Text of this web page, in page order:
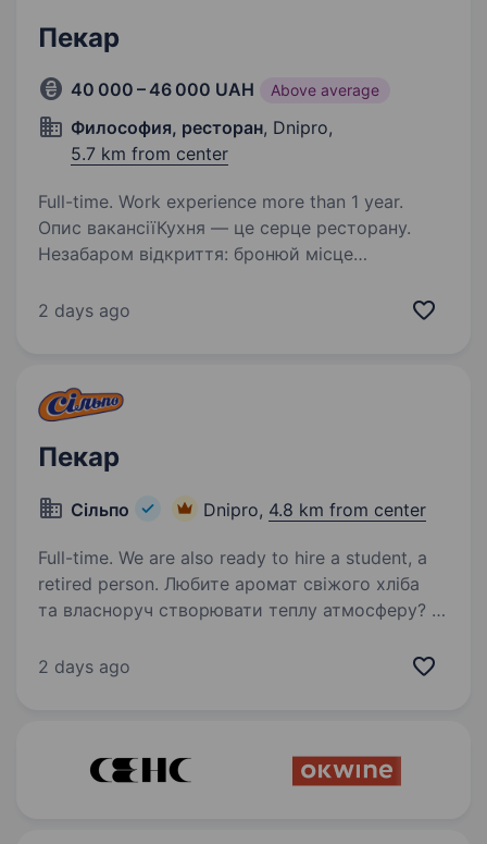
Пекар
40 000 – 46 000 UAH Above average
Философия, ресторан, Dnipro,
5.7 km from center
Full-time. Work experience more than 1 year.
Опис вакансіїКухня — це серце ресторану.
Незабаром відкриття: бронюй місце
«Філософія» ми готуємо не просто страви.
2 days ago
Пекар
Сільпо Dnipro, 4.8 km from center
Full-time. We are also ready to hire a student, a
retired person. Любите аромат свіжого хліба
та власноруч створювати теплу атмосферу? У
Гості з радістю несуть у свої домівки.
2 days ago